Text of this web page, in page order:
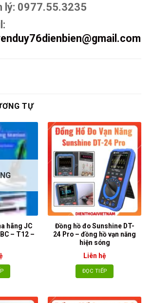
lý: 0977.55.3235
TỰ
hãng JC
– T12 –
Đồng hồ đo Sunshine DT-
24 Pro – đồng hồ vạn năng
hiện sóng
Liên hệ
ĐỌC TIẾP